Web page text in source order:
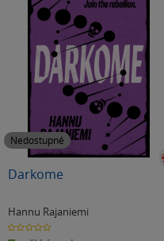
Nedostupné
Darkome
Hannu Rajaniemi
0.0
z